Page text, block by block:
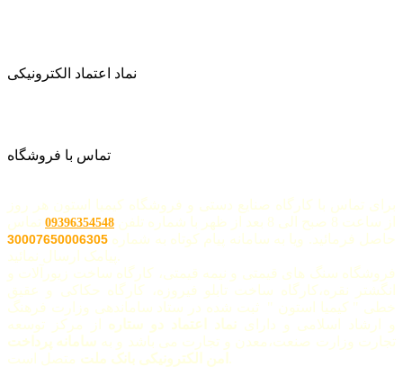
نماد اعتماد الکترونیکی
تماس با فروشگاه
برای تماس با کارگاه صنایع دستی و فروشگاه کیمیا استون هر روز
از ساعت 8 صبح الی 8 بعد از ظهر با شماره تلفن
09396354548 تماس
حاصل فرمائید. ویا به سامانه پیام کوتاه به شماره 30007650006305
فروشگاه سنگ های قیمتی و نیمه قیمتی، کارگاه ساخت زیورآلات و
انگشتر نقره،کارگاه ساخت تابلو فیروزه، کارگاه حکاکی و عقیق
خطی " کیمیا استون " ثبت شده در ستاد ساماندهی وزارت فرهنگ
و ارشاد اسلامی و دارای نماد اعتماد دو ستاره
از مرکز توسعه
تجارت وزارت صنعت،معدن و تجارت می باشد و به سامانه پرداخت
امن الکترونیکی بانک ملت